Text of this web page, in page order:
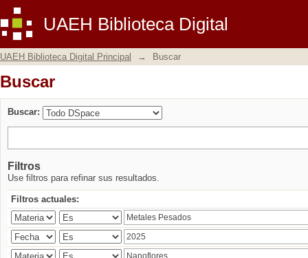
UAEH Biblioteca Digital
Buscar
UAEH Biblioteca Digital Principal → Buscar
Buscar
Buscar:
Filtros
Use filtros para refinar sus resultados.
Filtros actuales: